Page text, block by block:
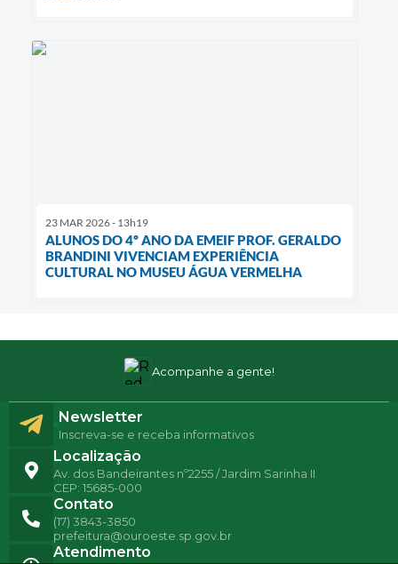
23 MAR 2026 - 13h19
ALUNOS DO 4º ANO DA EMEIF PROF. GERALDO
BRANDINI VIVENCIAM EXPERIÊNCIA
CULTURAL NO MUSEU ÁGUA VERMELHA
Acompanhe a gente!
Localização
Av. dos Bandeirantes nº2255 / Jardim Sarinha II
CEP: 15685-000
Contato
(17) 3843-3850
prefeitura@ouroeste.sp.gov.br
Atendimento
Newsletter
Inscreva-se e receba informativos